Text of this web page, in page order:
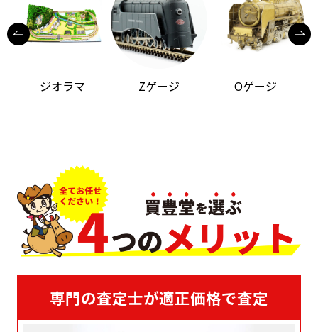
ジオラマ Zゲージ Oゲージ
専門の査定士が適正価格で査定